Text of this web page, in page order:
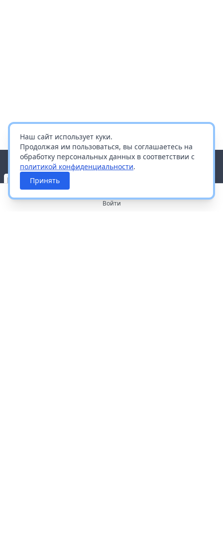
Наш сайт использует куки.
Продолжая им пользоваться, вы соглашаетесь на
обработку персональных данных в соответствии с
политикой конфиденциальности.
Принять
Войти